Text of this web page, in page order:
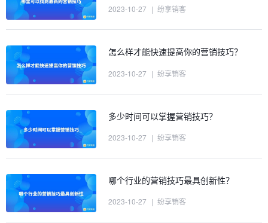
2023-10-27 | 纷享销客
怎么样才能快速提高你的营销技巧？
2023-10-27 | 纷享销客
多少时间可以掌握营销技巧？
2023-10-27 | 纷享销客
哪个行业的营销技巧最具创新性？
2023-10-27 | 纷享销客